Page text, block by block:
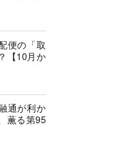
便の「取
【10月か
通が利か
薫る第95